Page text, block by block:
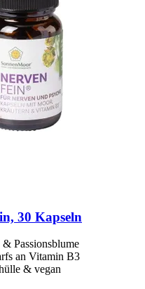
30 Kapseln
Passionsblume
an Vitamin B3
& vegan